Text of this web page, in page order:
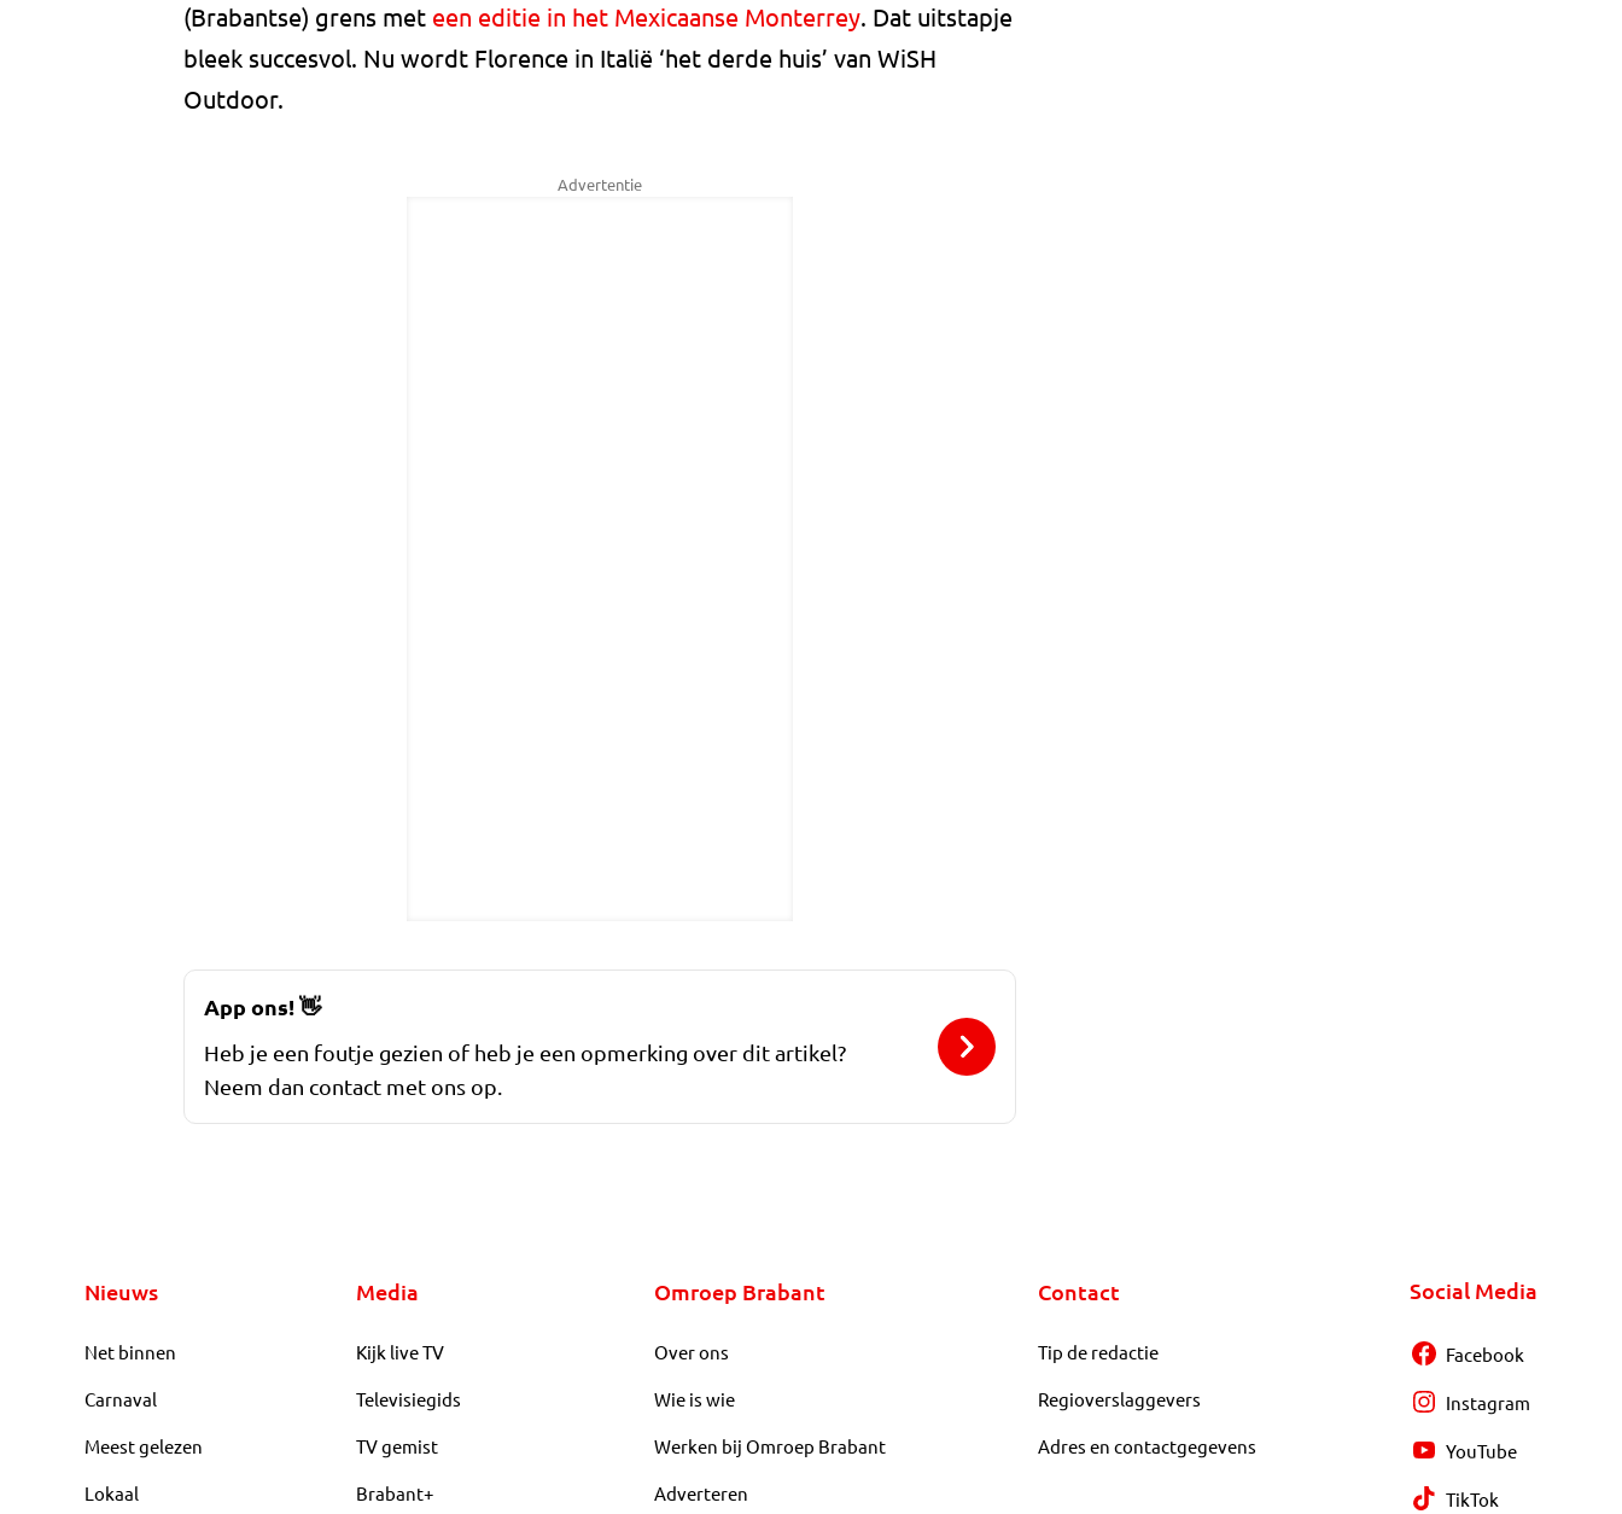
(Brabantse) grens met een editie in het Mexicaanse Monterrey. Dat uitstapje
bleek succesvol. Nu wordt Florence in Italië ‘het derde huis’ van WiSH
Outdoor.
Advertentie
App ons!👋
Heb je een foutje gezien of heb je een opmerking over dit artikel?
Neem dan contact met ons op.
Nieuws
Net binnen
Carnaval
Meest gelezen
Lokaal
Media
Kijk live TV
Televisiegids
TV gemist
Brabant+
Omroep Brabant
Over ons
Wie is wie
Werken bij Omroep Brabant
Adverteren
Contact
Tip de redactie
Regioverslaggevers
Adres en contactgegevens
Social Media
Facebook
Instagram
YouTube
TikTok